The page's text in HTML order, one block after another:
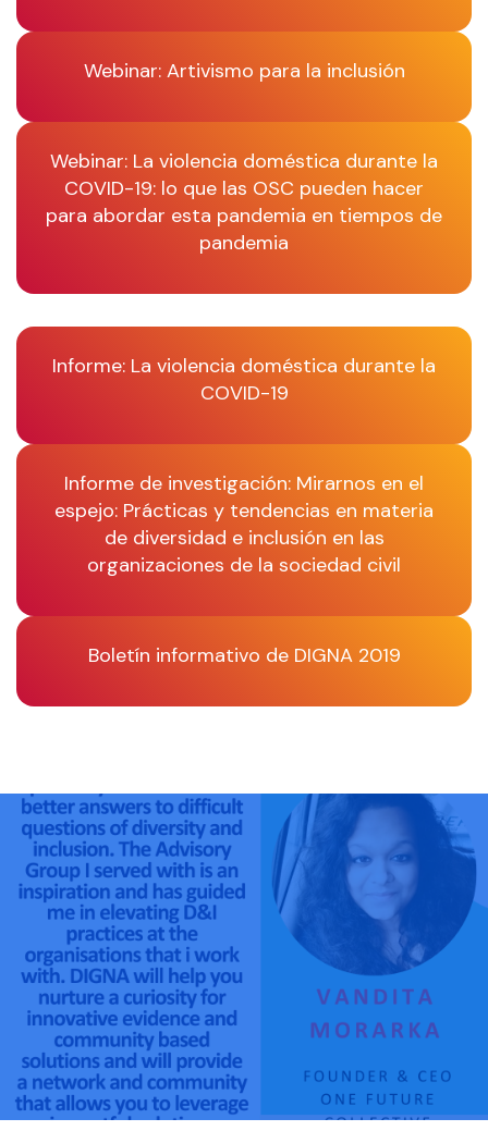
Webinar: Artivismo para la inclusión
Webinar: La violencia doméstica durante la
COVID-19: lo que las OSC pueden hacer
para abordar esta pandemia en tiempos de
pandemia
Informe: La violencia doméstica durante la
COVID-19
Informe de investigación: Mirarnos en el
espejo: Prácticas y tendencias en materia
de diversidad e inclusión en las
organizaciones de la sociedad civil
Boletín informativo de DIGNA 2019